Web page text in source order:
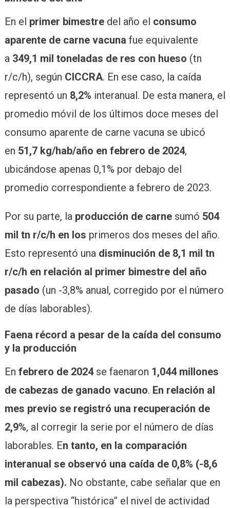
En el primer bimestredel año el consumo
aparente de carne vacuna fue equivalente
a 349,1 mil toneladas de res con hueso (tn
r/c/h), según CICCRA. En ese caso, la caída
representó un 8,2% interanual. De esta manera, el
promedio móvil de los últimos doce meses del
consumo aparente de carne vacuna se ubicó
en 51,7 kg/hab/año en febrero de 2024,
ubicándose apenas 0,1% por debajo del
promedio correspondiente a febrero de 2023.
Por su parte, la producción de carnesumó 504
mil tn r/c/h en los primeros dos meses del año.
Esto representó una disminución de 8,1 mil tn
r/c/h en relación al primer bimestre del año
pasado (un -3,8% anual, corregido por el número
de días laborables).
Faena récord a pesar de la caída del consumo
y la producción
En febrero de 2024se faenaron 1,044 millones
de cabezas de ganado vacuno. En relación al
mes previo se registró una recuperación de
2,9%, al corregir la serie por el número de días
laborables. En tanto, en la comparación
interanual se observó una caída de 0,8% (-8,6
mil cabezas). No obstante, cabe señalar que en
la perspectiva “histórica” el nivel de actividad